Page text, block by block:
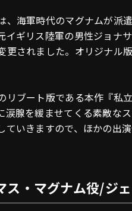
、海軍時代のマグナムが派
イギリス陸軍の男性ジョナ
更されました。オリジナル
リブート版である本作『私
涙腺を緩ませてくる素敵な
ていきますので、ほかの出
ス・マグナム役/ジ